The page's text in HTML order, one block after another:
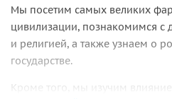
Мы посетим самых великих
цивилизации, познакомимся с
и религией, а также узнаем о
государстве.
Кроме того, мы изучим